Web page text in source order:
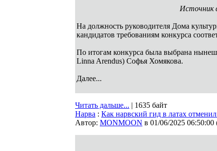
Источник
На должность руководителя Дома
кандидатов требованиям конкурса
По итогам конкурса была выбрана
Linna Arendus) Софья Хомякова.
Далее...
Читать дальше... | 1635 байт
Нарва : Как нарвский гид в латах
Автор: MONMOON в 01/06/2025 06:50:00